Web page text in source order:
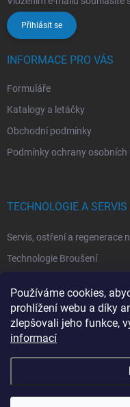
Používáme cookies,
prohlížení webu a díky
zlepšovali jeho funkce,
informací
Přihlásit se
INFORMACE PRO VÁS
Formuláře
Katalogy a letáčky
Obchodní podmínky
Podmínky ochrany osobních
TECHNOLOGIE A SERVIS
Servis, ostření a regenerace
Technologie Broušení
Technologie Laserová Ablace
Copyright 2026ITA TOOLS